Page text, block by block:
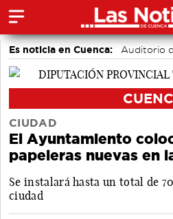
Es noticia en Cuenca: Auditorio
CIUDAD
El Ayuntamiento
papeleras nuevas en
Se instalará hasta un total de
ciudad